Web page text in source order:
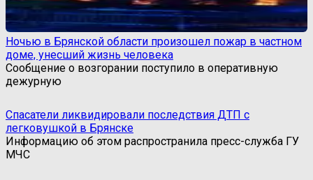
Ночью в Брянской области произошел пожар в частном
доме, унесший жизнь человека
Сообщение о возгорании поступило в оперативную
дежурную
Спасатели ликвидировали последствия ДТП с
легковушкой в Брянске
Информацию об этом распространила пресс-служба ГУ
МЧС